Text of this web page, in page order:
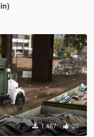
1.467 30